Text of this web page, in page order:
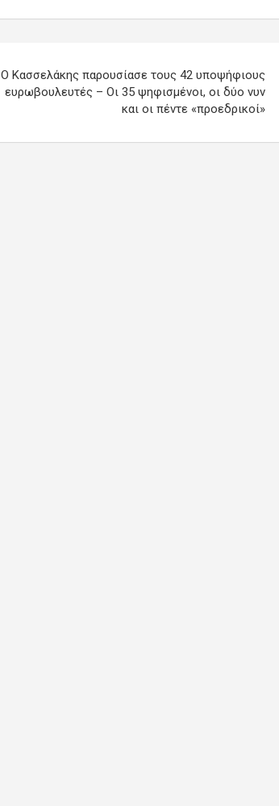
Ο Κασσελάκης παρουσίασε τους 42 υποψήφιους
ευρωβουλευτές – Οι 35 ψηφισμένοι, οι δύο νυν
και οι πέντε «προεδρικοί»